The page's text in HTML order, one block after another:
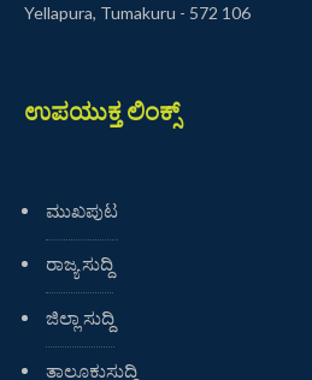
Yellapura, Tumakuru - 572 106
ಉಪಯುಕ್ತ ಲಿಂಕ್ಸ್
ಮುಖಪುಟ
ರಾಜ್ಯ ಸುದ್ದಿ
ಜಿಲ್ಲಾ ಸುದ್ದಿ
ತಾಲೂಕುಸುದ್ದಿ